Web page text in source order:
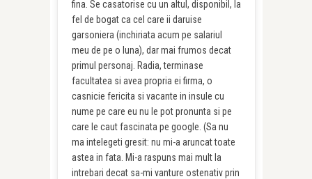
fina. Se casatorise cu un altul, disponibil, la
fel de bogat ca cel care ii daruise
garsoniera (inchiriata acum pe salariul
meu de pe o luna), dar mai frumos decat
primul personaj. Radia, terminase
facultatea si avea propria ei firma, o
casnicie fericita si vacante in insule cu
nume pe care eu nu le pot pronunta si pe
care le caut fascinata pe google. (Sa nu
ma intelegeti gresit: nu mi-a aruncat toate
astea in fata. Mi-a raspuns mai mult la
intrebari decat sa-mi vanture ostenativ prin